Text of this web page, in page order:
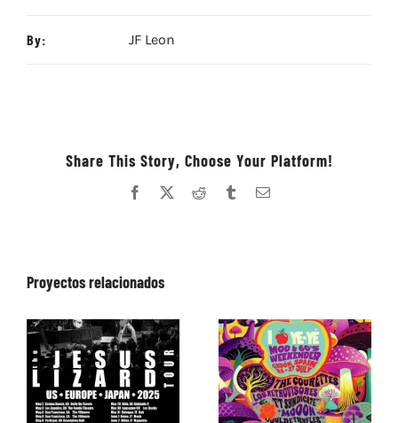
By: JF Leon
Share This Story, Choose Your Platform!
Facebook Reddit TumblrCorreo
Proyectos relacionados